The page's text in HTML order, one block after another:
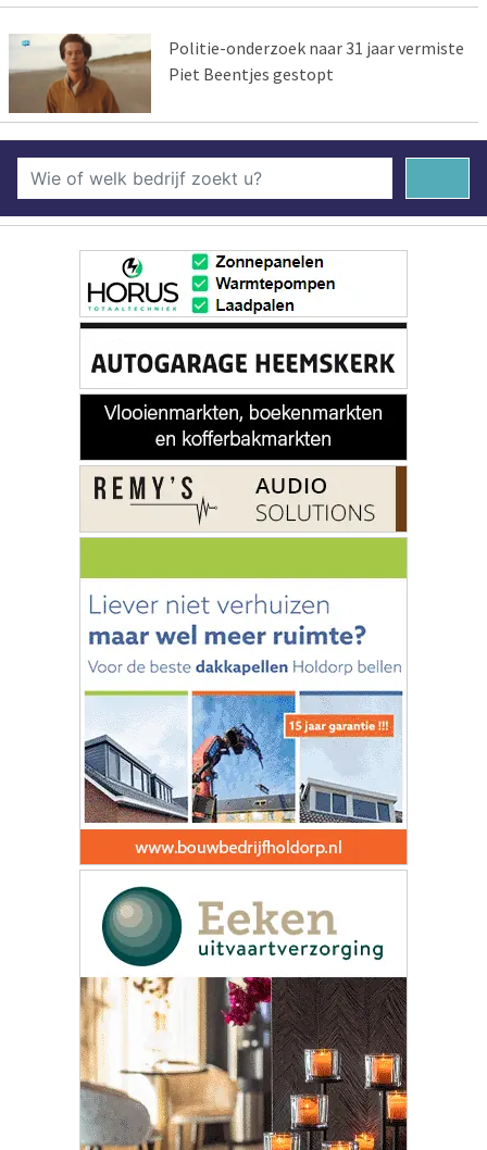
Politie-onderzoek naar 31 jaar vermiste
Piet Beentjes gestopt